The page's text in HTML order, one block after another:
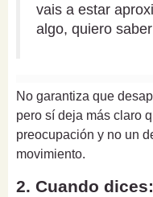
vais a estar
algo, quiero
No garantiza que
pero sí deja más claro
preocupación y no un
movimiento.
2. Cuando